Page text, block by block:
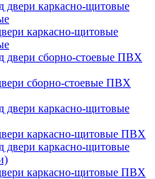
каркасно-щитовые
сборно-стоевые ПВХ
каркасно-щитовые ПВХ
каркасно-щитовые ПВХ